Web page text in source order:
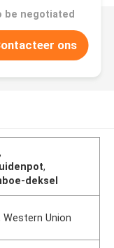
be negotiated
ons
,
,
deksel
Western Union